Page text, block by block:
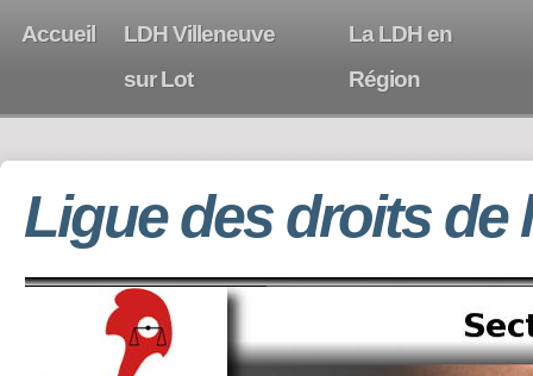
Accueil
LDH Villeneuve
sur Lot
La LDH en
Région
Ligue des droits de